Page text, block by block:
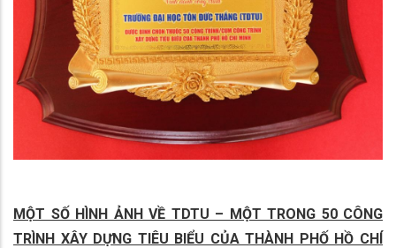
MỘT SỐ HÌNH ẢNH VỀ TDTU – MỘT TRONG 50 CÔNG
TRÌNH XÂY DỰNG TIÊU BIỂU CỦA THÀNH PHỐ HỒ CHÍ